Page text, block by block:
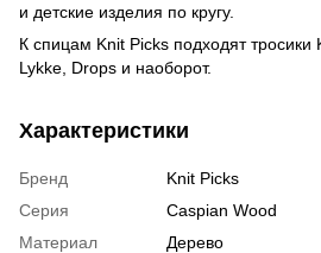
и детские изделия по кругу.
К спицам Knit Picks подходят тросики
Lykke, Drops и наоборот.
Характеристики
Бренд
Knit Picks
Серия
Caspian Wood
Материал
Дерево